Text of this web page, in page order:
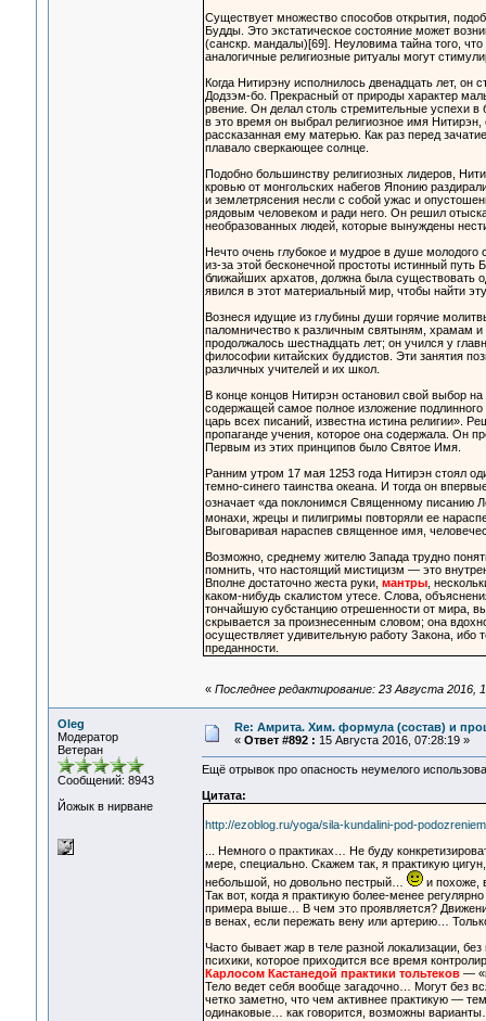
Существует множество способов открытия,
Будды. Это экстатическое состояние может
(санскр. мандалы)[69]. Неуловима тайна того,
аналогичные религиозные ритуалы могут
Когда Нитирэну исполнилось двенадцать лет, он
Додзэм-бо. Прекрасный от природы характер
рвение. Он делал столь стремительные успехи
в это время он выбрал религиозное имя
рассказанная ему матерью. Как раз перед
плавало сверкающее солнце.
Подобно большинству религиозных лидеров,
кровью от монгольских набегов Японию
и землетрясения несли с собой ужас и
рядовым человеком и ради него. Он решил
необразованных людей, которые вынуждены
Нечто очень глубокое и мудрое в душе
из-за этой бесконечной простоты истинный
ближайших архатов, должна была существовать
явился в этот материальный мир, чтобы найти
Вознеся идущие из глубины души горячие
паломничество к различным святыням, храмам и
продолжалось шестнадцать лет; он учился у
философии китайских буддистов. Эти занятия
различных учителей и их школ.
В конце концов Нитирэн остановил свой выбор
содержащей самое полное изложение
царь всех писаний, известна истина религии».
пропаганде учения, которое она содержала. Он
Первым из этих принципов было Святое Имя.
Ранним утром 17 мая 1253 года Нитирэн стоял
темно-синего таинства океана. И тогда он
означает «да поклонимся Священному писанию
монахи, жрецы и пилигримы повторяли ее
Выговаривая нараспев священное имя,
Возможно, среднему жителю Запада трудно
помнить, что настоящий мистицизм — это
Вполне достаточно жеста руки, мантры,
каком-нибудь скалистом утесе. Слова,
тончайшую субстанцию отрешенности от мира,
скрывается за произнесенным словом; она
осуществляет удивительную работу Закона, ибо
преданности.
« Последнее редактирование: 23 Августа 2016,
Oleg
Модератор
Ветеран
Сообщений: 8943
Йожык в нирване
Re: Амрита. Хим. формула (состав) и
« Ответ #892 : 15 Августа 2016, 07:28:19 »
Ещё отрывок про опасность неумелого
Цитата:
http://ezoblog.ru/yoga/sila-kundalini-pod-
... Немного о практиках… Не буду
мере, специально. Скажем так, я практикую
небольшой, но довольно пестрый…
и похоже,
Так вот, когда я практикую более-менее
примера выше… В чем это проявляется?
в венах, если пережать вену или артерию…
Часто бывает жар в теле разной локализации,
психики, которое приходится все время
Карлосом Кастанедой практики тольтеков—
Тело ведет себя вообще загадочно… Могут без
четко заметно, что чем активнее практикую —
одинаковые… как говорится, возможны